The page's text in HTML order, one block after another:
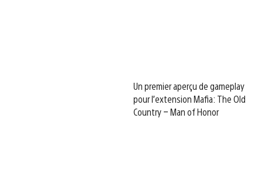
Un premier aperçu de gameplay
pour l’extension Mafia: The Old
Country – Man of Honor